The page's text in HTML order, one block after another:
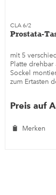
CLA 6/2
Prostata-
mit 5
Platte
Sockel
zum Ertasten
Preis auf
Merken